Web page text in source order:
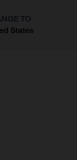
TO
States